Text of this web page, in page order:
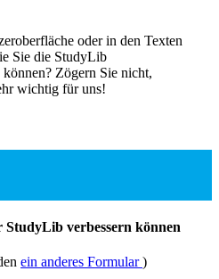
oder in den Texten
Sie die StudyLib
Zögern Sie nicht,
wichtig für uns!
StudyLib verbessern können
ein anderes Formular)